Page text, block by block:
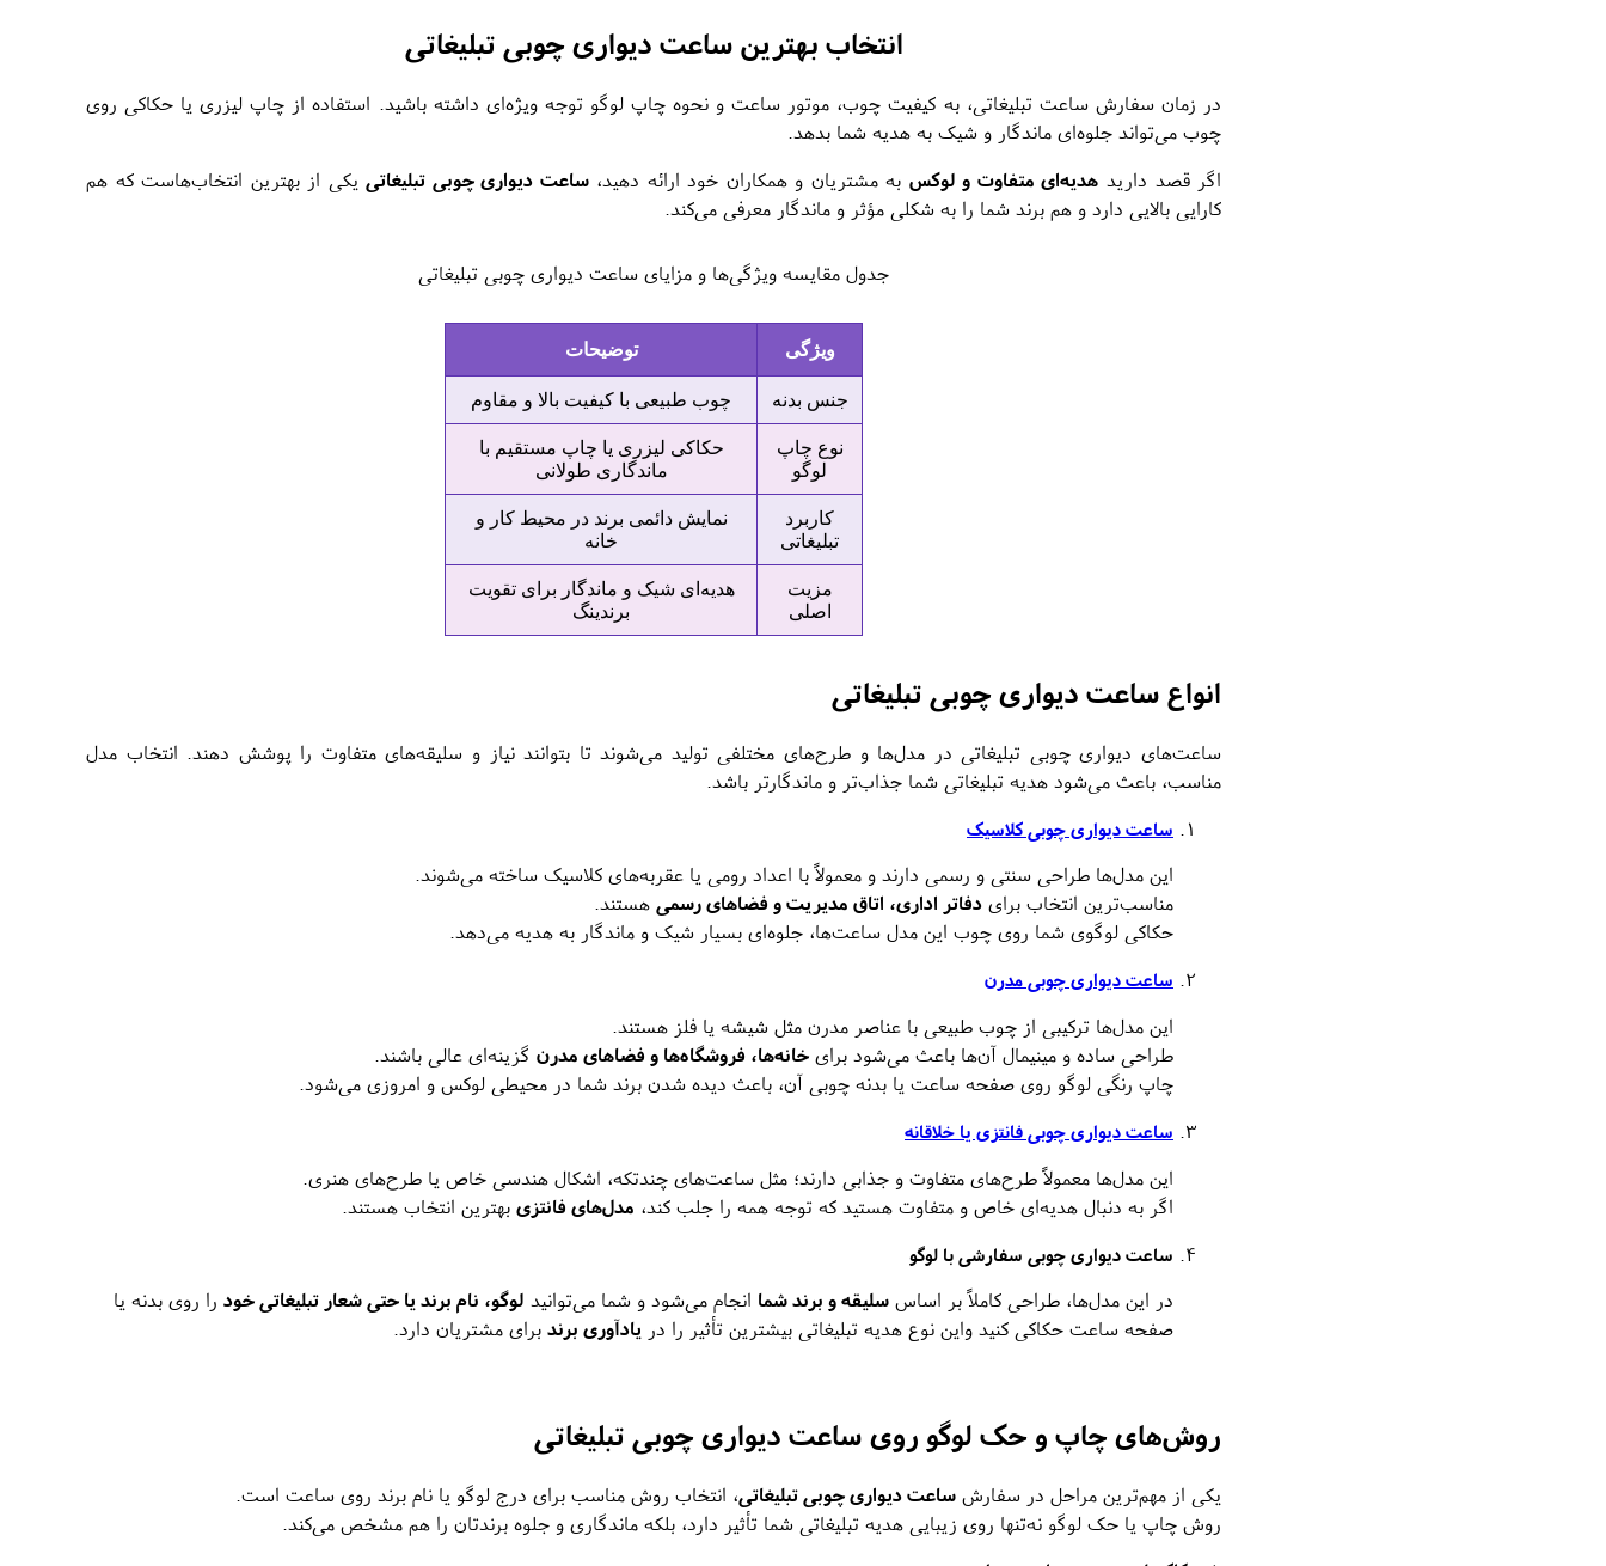
انتخاب بهترین ساعت دیواری چوبی تبلیغاتی
در زمان سفارش ساعت تبلیغاتی، به کیفیت چوب، موتور ساعت و نحوه چاپ لوگو توجه ویژه‌ای داشته باشید. استفاده از چاپ لیزری یا حکاکی روی
چوب می‌تواند جلوه‌ای ماندگار و شیک به هدیه شما بدهد.
اگر قصد دارید هدیه‌ای متفاوت و لوکس به مشتریان و همکاران خود ارائه دهید،ساعت دیواری چوبی تبلیغاتییکی از بهترین انتخاب‌هاست که هم
کارایی بالایی دارد و هم برند شما را به شکلی مؤثر و ماندگار معرفی می‌کند.
جدول مقایسه ویژگی‌ها و مزایای ساعت دیواری چوبی تبلیغاتی
ویژگی توضیحات
جنس بدنه چوب طبیعی با کیفیت بالا و مقاوم
نوع چاپ
لوگو
حکاکی لیزری یا چاپ مستقیم با
ماندگاری طولانی
کاربرد
تبلیغاتی
نمایش دائمی برند در محیط کار و
خانه
مزیت
اصلی
هدیه‌ای شیک و ماندگار برای تقویت
برندینگ
انواع ساعت دیواری چوبی تبلیغاتی
ساعت‌های دیواری چوبی تبلیغاتی در مدل‌ها و طرح‌های مختلفی تولید می‌شوند تا بتوانند نیاز و سلیقه‌های متفاوت را پوشش دهند. انتخاب مدل
مناسب، باعث می‌شود هدیه تبلیغاتی شما جذاب‌تر و ماندگارتر باشد.
ساعت دیواری چوبی کلاسیک
این مدل‌ها طراحی سنتی و رسمی دارند و معمولاً با اعداد رومی یا عقربه‌های کلاسیک ساخته می‌شوند.
مناسب‌ترین انتخاب برای دفاتر اداری، اتاق مدیریت و فضاهای رسمی هستند.
حکاکی لوگوی شما روی چوب این مدل ساعت‌ها، جلوه‌ای بسیار شیک و ماندگار به هدیه می‌دهد.
ساعت دیواری چوبی مدرن
این مدل‌ها ترکیبی از چوب طبیعی با عناصر مدرن مثل شیشه یا فلز هستند.
طراحی ساده و مینیمال آن‌ها باعث می‌شود برای خانه‌ها، فروشگاه‌ها و فضاهای مدرن گزینه‌ای عالی باشند.
چاپ رنگی لوگو روی صفحه ساعت یا بدنه چوبی آن، باعث دیده شدن برند شما در محیطی لوکس و امروزی می‌شود.
ساعت دیواری چوبی فانتزی یا خلاقانه
این مدل‌ها معمولاً طرح‌های متفاوت و جذابی دارند؛ مثل ساعت‌های چندتکه، اشکال هندسی خاص یا طرح‌های هنری.
اگر به دنبال هدیه‌ای خاص و متفاوت هستید که توجه همه را جلب کند، مدل‌های فانتزی بهترین انتخاب هستند.
ساعت دیواری چوبی سفارشی با لوگو
در این مدل‌ها، طراحی کاملاً بر اساس سلیقه و برند شما انجام می‌شود و شما می‌توانید لوگو، نام برند یا حتی شعار تبلیغاتی خود را روی بدنه یا
صفحه ساعت حکاکی کنید واین نوع هدیه تبلیغاتی بیشترین تأثیر را در یادآوری برند برای مشتریان دارد.
روش‌های چاپ و حک لوگو روی ساعت دیواری چوبی تبلیغاتی
یکی از مهم‌ترین مراحل در سفارش ساعت دیواری چوبی تبلیغاتی، انتخاب روش مناسب برای درج لوگو یا نام برند روی ساعت است.
روش چاپ یا حک لوگو نه‌تنها روی زیبایی هدیه تبلیغاتی شما تأثیر دارد، بلکه ماندگاری و جلوه برندتان را هم مشخص می‌کند.